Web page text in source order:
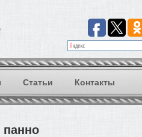
Статьи Контакты